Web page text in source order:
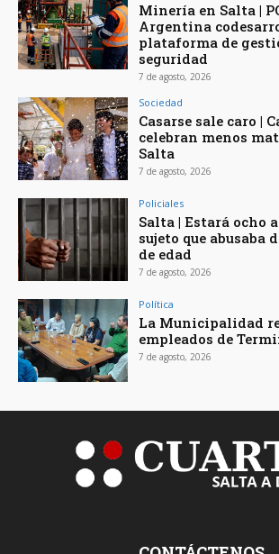
Minería en Salta |
Argentina
plataforma de
seguridad
7 de agosto, 2026
Sociedad
Casarse sale caro |
celebran menos
Salta
7 de agosto, 2026
Policiales
Salta | Estará ocho
sujeto que abusaba
de edad
7 de agosto, 2026
Política
La Municipalidad
empleados de
7 de agosto, 2026